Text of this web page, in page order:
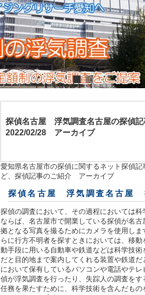
探偵名古屋 浮気調査名古屋の探偵
2022/02/28 アーカイブ
愛知県名古屋市の探偵に関するネット探偵
ど、探偵記事のご紹介 アーカイブ
探偵名古屋 浮気調査名古屋
探偵の調査において、その過程においては
ならば、名古屋市で開業している探偵が名
拠となる写真を撮るためにカメラを使用し
らに行方不明者を探すときにおいては、移
動手段に用いる自動車や鉄道などは科学技
だと目的地まで案内してくれる装置や鉄道
において保有しているパソコンや電話やテ
偵が浮気調査を行ったり、失踪人の調査を
任務を果たすために、科学技術を含んだも